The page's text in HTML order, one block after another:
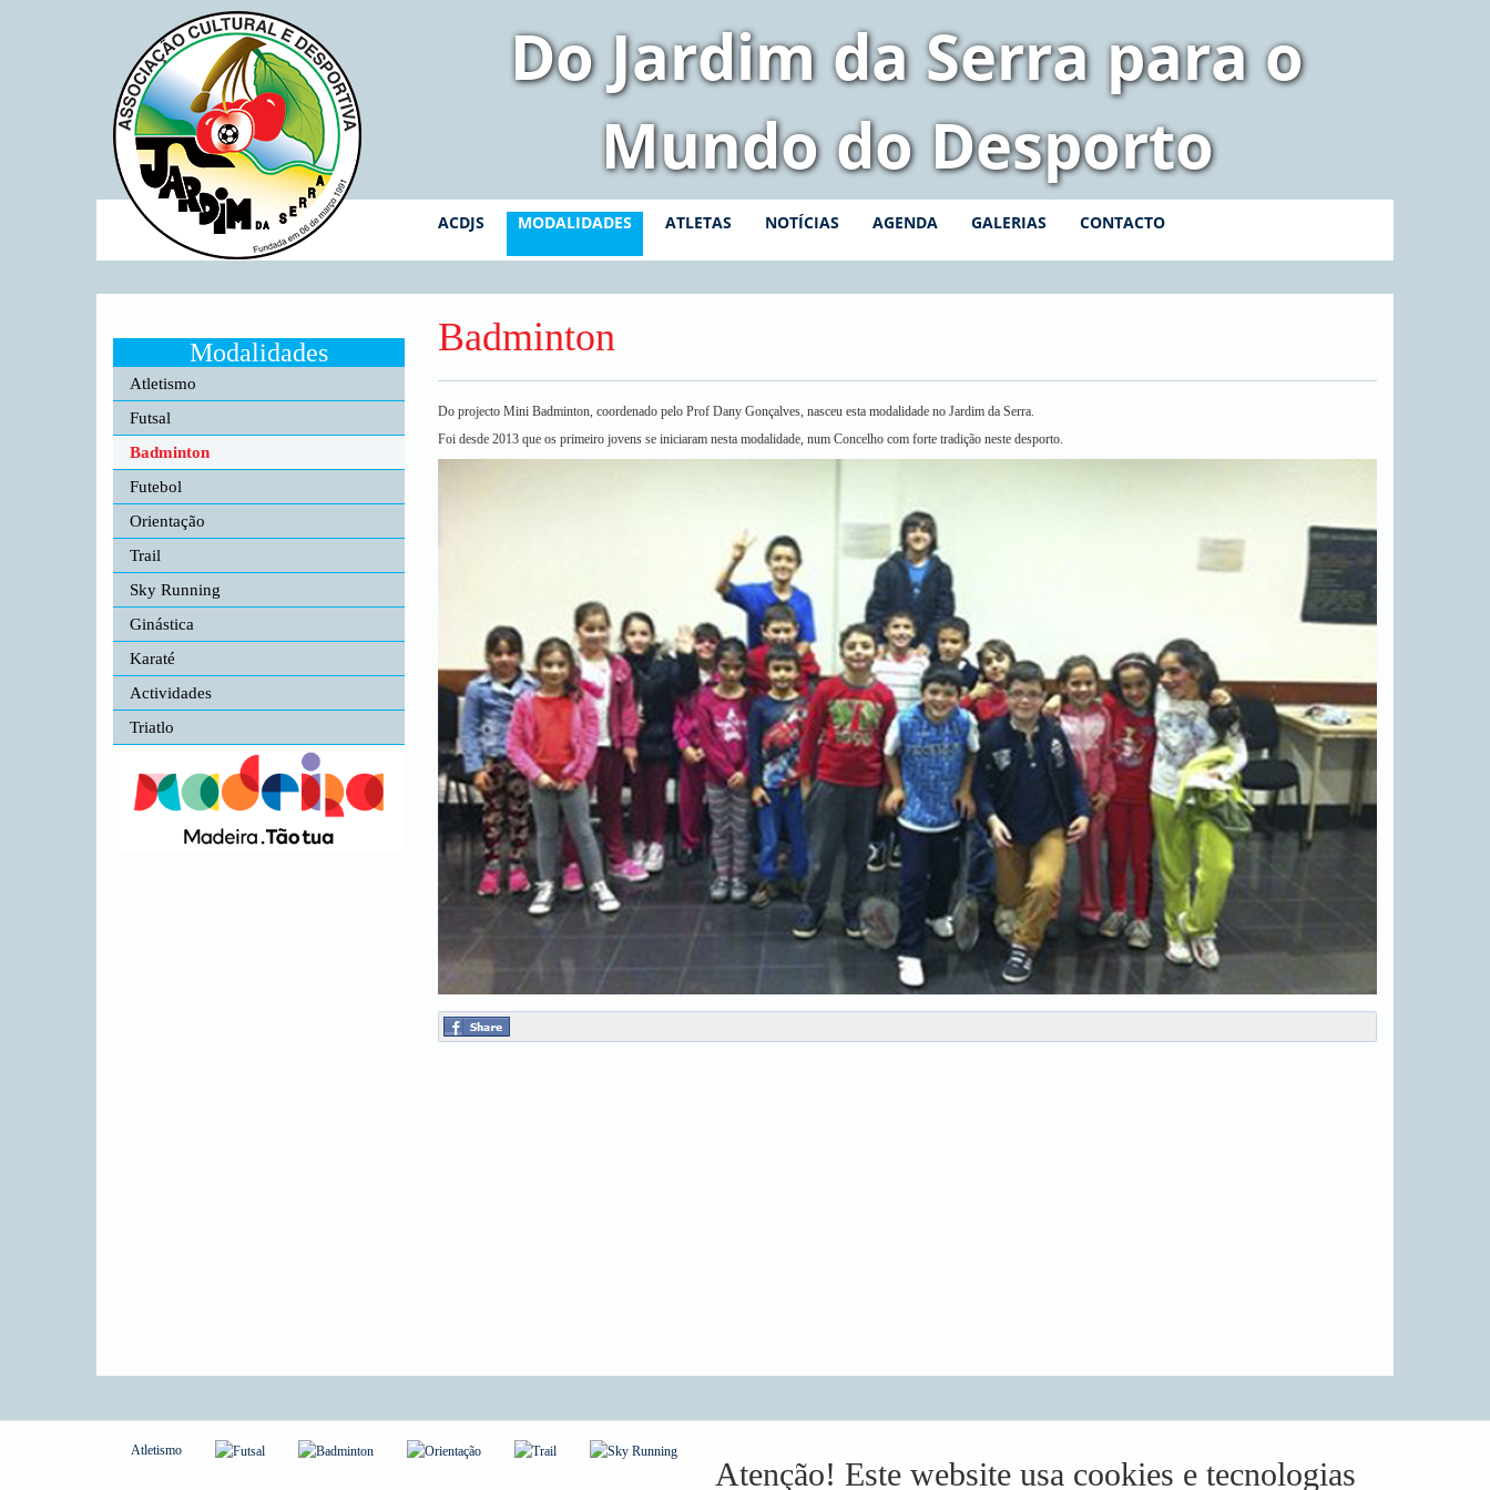
Do Jardim da Serra para o
Mundo do Desporto
ACDJS MODALIDADES ATLETAS NOTÍCIAS AGENDA GALERIAS CONTACTO
Modalidades
Atletismo
Futsal
Badminton
Futebol
Orientação
Trail
Sky Running
Ginástica
Karaté
Actividades
Triatlo
Badminton
Do projecto Mini Badminton, coordenado pelo Prof Dany Gonçalves, nasceu esta modalidade no Jardim da Serra.
Foi desde 2013 que os primeiro jovens se iniciaram nesta modalidade, num Concelho com forte tradição neste desporto.
Atletismo
Atenção! Este website usa cookies e tecnologias